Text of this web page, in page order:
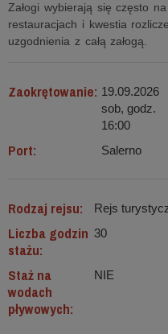
Załogi wybierają się często
restauracjach i kwestia
uzgodnienia z całą załogą.
Zaokrętowanie: 19.09.2026
sob, godz.
16:00
Port: Salerno
Rodzaj rejsu: Rejs
Liczba godzin
stażu:
30
Staż na
wodach
pływowych:
NIE